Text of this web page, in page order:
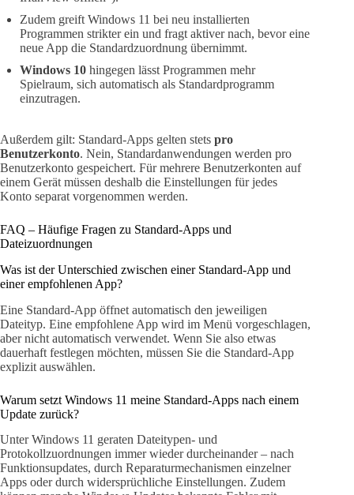
Zudem greift Windows 11 bei neu installierten
Programmen strikter ein und fragt aktiver nach, bevor eine
neue App die Standardzuordnung übernimmt.
Windows 10 hingegen lässt Programmen mehr
Spielraum, sich automatisch als Standardprogramm
einzutragen.
Außerdem gilt: Standard-Apps gelten stets pro
Benutzerkonto. Nein, Standardanwendungen werden pro
Benutzerkonto gespeichert. Für mehrere Benutzerkonten auf
einem Gerät müssen deshalb die Einstellungen für jedes
Konto separat vorgenommen werden.
FAQ – Häufige Fragen zu Standard-Apps und
Dateizuordnungen
Was ist der Unterschied zwischen einer Standard-App und
einer empfohlenen App?
Eine Standard-App öffnet automatisch den jeweiligen
Dateityp. Eine empfohlene App wird im Menü vorgeschlagen,
aber nicht automatisch verwendet. Wenn Sie also etwas
dauerhaft festlegen möchten, müssen Sie die Standard-App
explizit auswählen.
Warum setzt Windows 11 meine Standard-Apps nach einem
Update zurück?
Unter Windows 11 geraten Dateitypen- und
Protokollzuordnungen immer wieder durcheinander – nach
Funktionsupdates, durch Reparaturmechanismen einzelner
Apps oder durch widersprüchliche Einstellungen. Zudem